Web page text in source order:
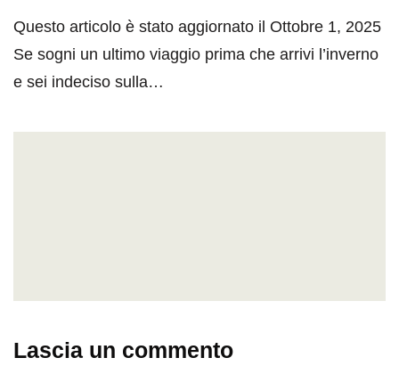
Questo articolo è stato aggiornato il Ottobre 1, 2025
Se sogni un ultimo viaggio prima che arrivi l’inverno
e sei indeciso sulla…
Lascia un commento